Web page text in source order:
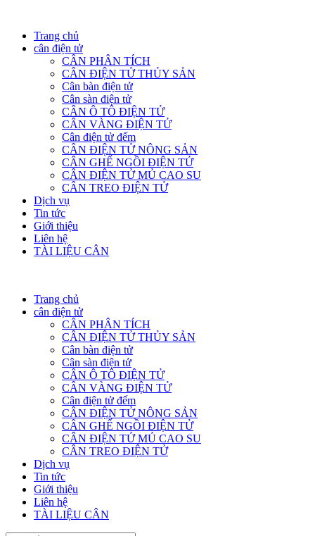
Trang chủ
cân điện tử
CÂN PHÂN TÍCH
CÂN ĐIỆN TỬ THỦY SẢN
Cân bàn điện tử
Cân sàn điện tử
CÂN Ô TÔ ĐIỆN TỬ
CÂN VÀNG ĐIỆN TỬ
Cân điện tử đếm
CÂN ĐIỆN TỬ NÔNG SẢN
CÂN GHẾ NGỒI ĐIỆN TỬ
CÂN ĐIỆN TỬ MỦ CAO SU
CÂN TREO ĐIỆN TỬ
Dịch vụ
Tin tức
Giới thiệu
Liên hệ
TÀI LIỆU CÂN
Trang chủ
cân điện tử
CÂN PHÂN TÍCH
CÂN ĐIỆN TỬ THỦY SẢN
Cân bàn điện tử
Cân sàn điện tử
CÂN Ô TÔ ĐIỆN TỬ
CÂN VÀNG ĐIỆN TỬ
Cân điện tử đếm
CÂN ĐIỆN TỬ NÔNG SẢN
CÂN GHẾ NGỒI ĐIỆN TỬ
CÂN ĐIỆN TỬ MỦ CAO SU
CÂN TREO ĐIỆN TỬ
Dịch vụ
Tin tức
Giới thiệu
Liên hệ
TÀI LIỆU CÂN